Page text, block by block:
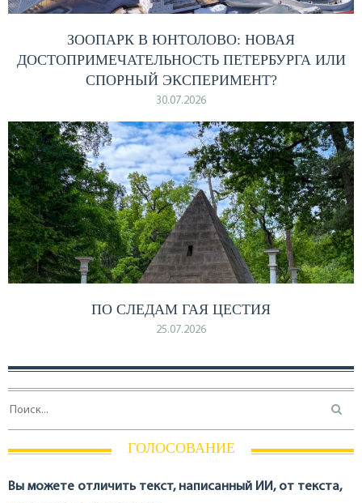
ЗООПАРК В ЮНТОЛОВО: НОВАЯ
ДОСТОПРИМЕЧАТЕЛЬНОСТЬ ПЕТЕРБУРГА ИЛИ
СПОРНЫЙ ЭКСПЕРИМЕНТ?
30.07.2026
ПО СЛЕДАМ ГАЯ ЦЕСТИЯ
25.07.2026
ГОЛОСОВАНИЕ
Вы можете отличить текст, написанный ИИ, от текста,